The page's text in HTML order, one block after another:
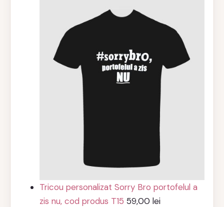
a
39,99 lei.
Tricou personalizat Sorry Bro portofelul a
zis nu, cod produs T15 59,00lei